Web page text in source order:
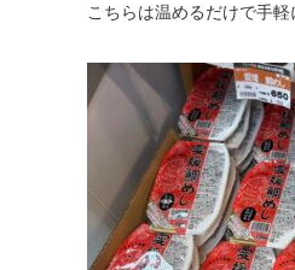
こちらは温めるだけで手